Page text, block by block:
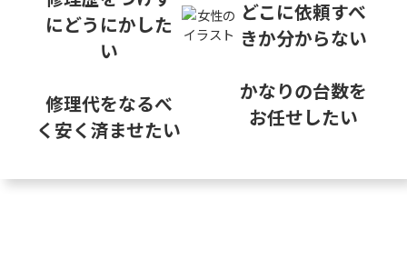
にどうにかした
い
修理代をなるべ
く安く済ませたい
どこに依頼すべ
きか分からない
かなりの台数を
お任せしたい